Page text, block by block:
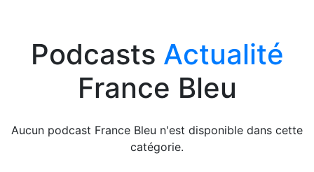
Podcasts Actualité
France Bleu
Aucun podcast France Bleu n'est disponible dans cette
catégorie.